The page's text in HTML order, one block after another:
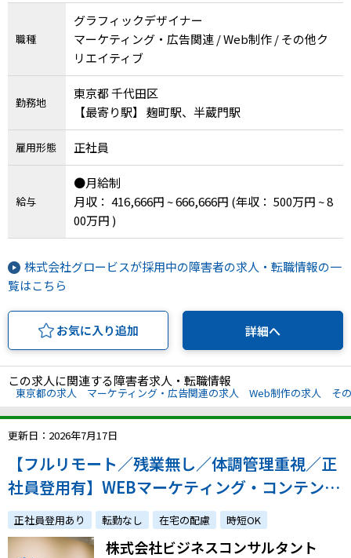
職種
グラフィックデザイナー
マーケティング・広告関連 / Web制作 / その他ク
リエイティブ
勤務地
東京都 千代田区
【最寄り駅】 麹町駅、半蔵門駅
雇用形態 正社員
給与
●月給制
月収： 416,666円 ~ 666,666円 (年収： 500万円 ~ 8
00万円 )
株式会社グロービスが採用中の障害者の求人・転職情報の一
覧はこちら
お気に入り追加 詳細へ
この求人に関連する障害者求人・転職情報
東京都の求人 マーケティング・広告関連の求人 Web制作の求人 そ
更新日：2026年7月17日
【フルリモート／残業無し／体調管理重視／正
社員登用有】WEBマーケティング・コンテンツ
作成／体調への配慮やご家庭との両立をしなが
ら経験を活かしませんか？
正社員登用あり 転勤なし 在宅の配慮 時短OK
株式会社ビジネスコンサルタント